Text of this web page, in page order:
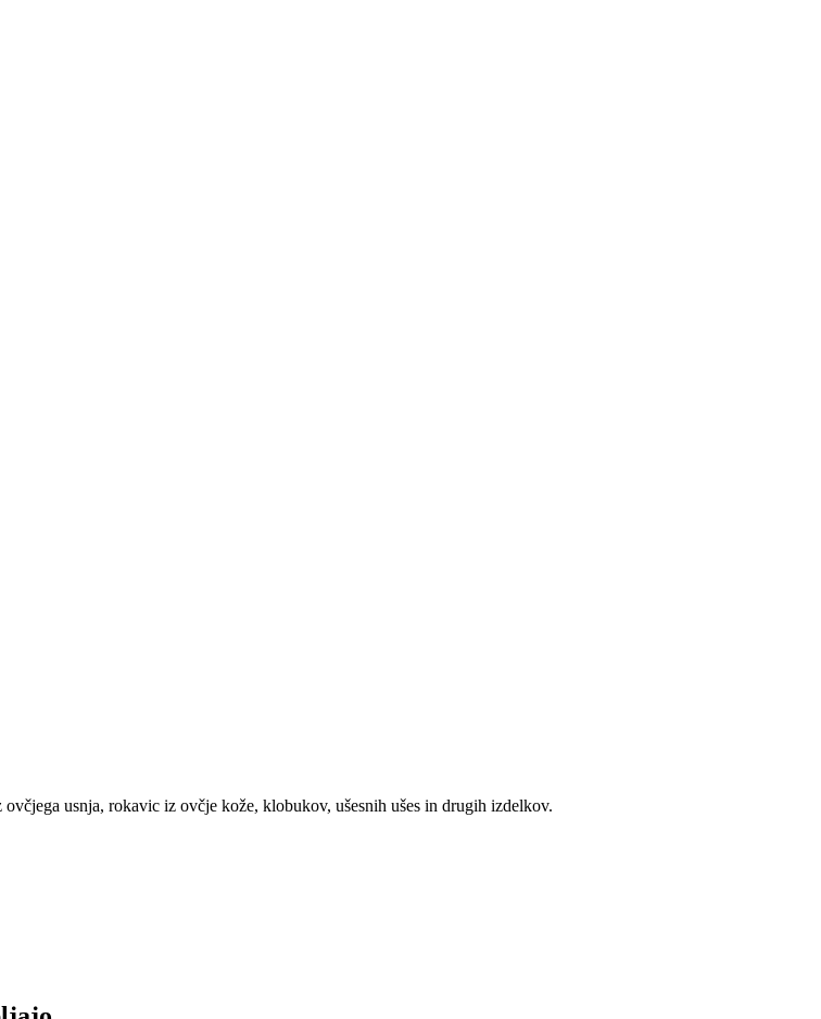
usnja, rokavic iz ovčje kože, klobukov, ušesnih ušes in drugih izdelkov.